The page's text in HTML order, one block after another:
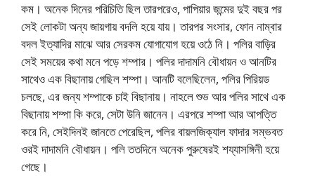
কম। অনেক দিনের পরিচিতি ছিল তারপরেও, পাপিয়ার জন্মের দুই বছর পর
সেই লোকটা অন্য জায়গায় বদলি হয়ে যায়। তারপর সংসার, ফোন নাম্বার
বদল ইত্যাদির মাঝে আর সেরকম যোগাযোগ হয়ে ওঠে নি। পলির বাড়ির
সেই সময়ের কথা মনে পড়ে শম্পার। পলির দাদামনি বৌধায়ন ও আনটির
সাথেও এক বিছানায় গেছিল শম্পা। আনটি বলেছিলেন, পলির পিরিয়ড
চলছে, এর জন্য শম্পাকে চাই বিছানায়। নাহলে শুভ আর পলির সাথে এক
বিছানায় শম্পা কি করে, সেটা উনি জানেন। এরপরে শম্পা আর আপত্তি
করে নি, সেইদিনই জানতে পেরেছিল, পলির বায়লজিক্যাল ফাদার সম্ভবত
ওরই দাদামনি বৌধায়ন। পলি ততদিনে অনেক পুরুষেরই শয্যাসঙ্গিনী হয়ে
গেছে।